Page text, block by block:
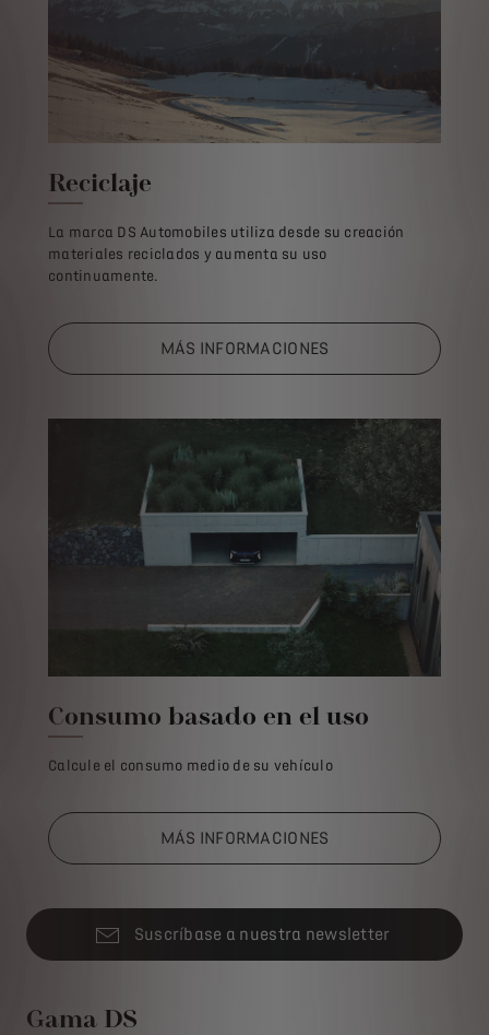
Reciclaje
La marca DS Automobiles utiliza desde su creación
materiales reciclados y aumenta su uso
continuamente.
MÁS INFORMACIONES
Consumo basado en el uso
Calcule el consumo medio de su vehículo
MÁS INFORMACIONES
Suscríbase a nuestra newsletter
Gama DS